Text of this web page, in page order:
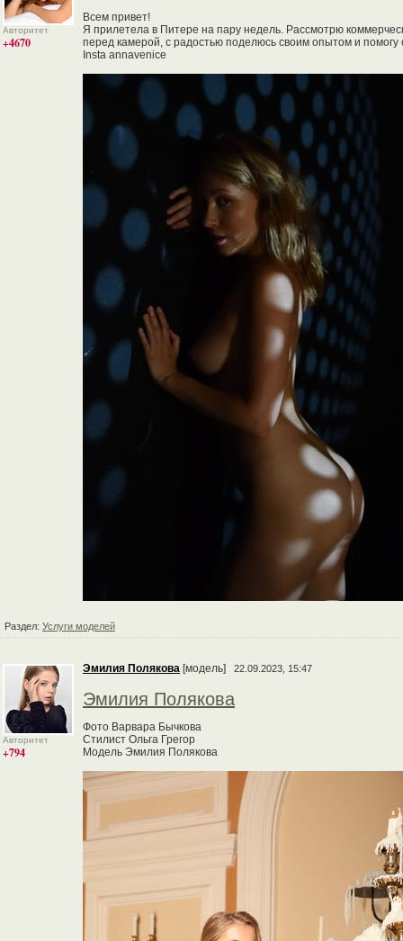
Авторитет
+4670
Всем привет!
Я прилетела в Питере на пару недель. Рассмотрю
перед камерой, с радостью поделюсь своим опытом и
Insta annavenice
Раздел: Услуги моделей
Авторитет
+794
Эмилия Полякова [модель] 22.09.2023, 15:47
Эмилия Полякова
Фото Варвара Бычкова
Стилист Ольга Грегор
Модель Эмилия Полякова